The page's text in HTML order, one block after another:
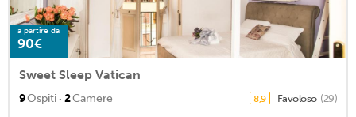
a partire da
90€
Sweet Sleep Vatican
9Ospiti · 2Camere 8,9 Favoloso (29)